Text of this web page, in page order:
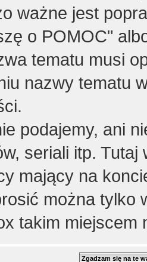
ważne jest
o POMOC"
tematu musi
nazwy tematu
podajemy, ani
seriali itp. Tutaj
mający na
można tylko
takim miejscem